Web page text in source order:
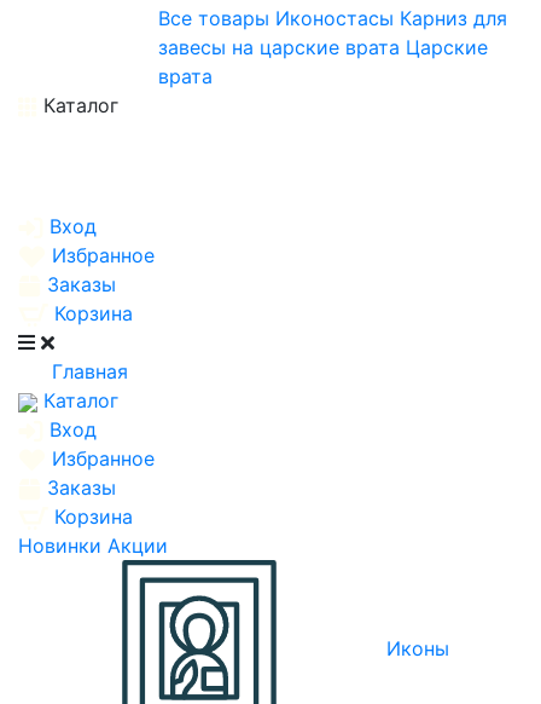
Все товары Иконостасы Карниз для
завесы на царские врата Царские
врата
Каталог
Вход
Избранное
Заказы
Корзина
Главная
Каталог
Вход
Избранное
Заказы
Корзина
Новинки Акции
Иконы